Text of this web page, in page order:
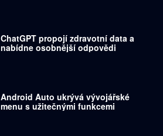
ChatGPT propojí zdravotní data a
nabídne osobnější odpovědi
Android Auto ukrývá vývojářské
menu s užitečnými funkcemi